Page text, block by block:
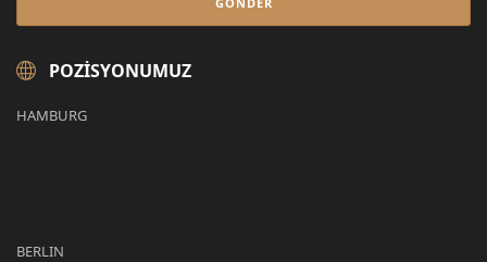
POZISYONUMUZ
HAMBURG
BERLIN